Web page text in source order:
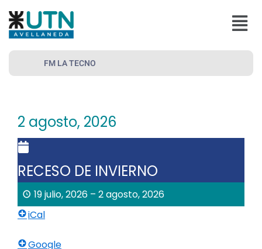
contenido
Menú
FM LA TECNO
2 agosto, 2026
RECESO DE INVIERNO
19 julio, 2026 – 2 agosto, 2026
iCal
Google